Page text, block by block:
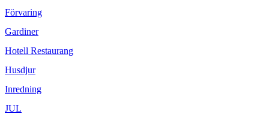
Förvaring
Gardiner
Hotell Restaurang
Husdjur
Inredning
JUL